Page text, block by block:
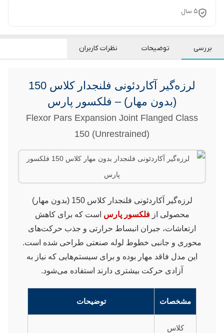
5 سال
بررسی توضیحات نظرات کاربران
لرزه‌گیر آکاردئونی فلنجدار کلاس 150
(بدون مهار) – فلکسور پارس
Flexor Pars Expansion Joint Flanged Class
150 (Unrestrained)
لرزه‌گیر آکاردئونی فلنجدار کلاس 150 (بدون مهار)
محصولی ازفلکسور پارس است که برای کاهش
ارتعاشات، جبران انبساط حرارتی و جذب حرکت‌های
محوری و جانبی خطوط لوله صنعتی طراحی شده است.
این مدل فاقد مهار بوده و برای سیستم‌هایی که نیاز به
آزادی حرکت بیشتری دارند استفاده می‌شود.
مشخصات توضیحات
کلاس